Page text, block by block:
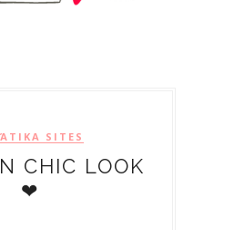
SITES
CHIC LOOK
❤